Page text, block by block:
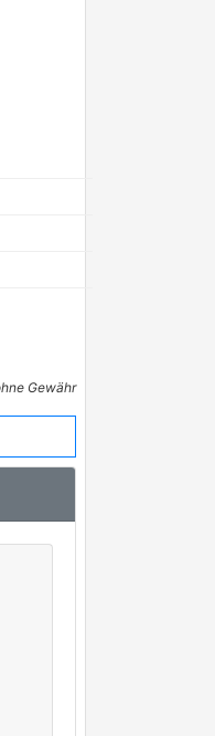
Gewähr